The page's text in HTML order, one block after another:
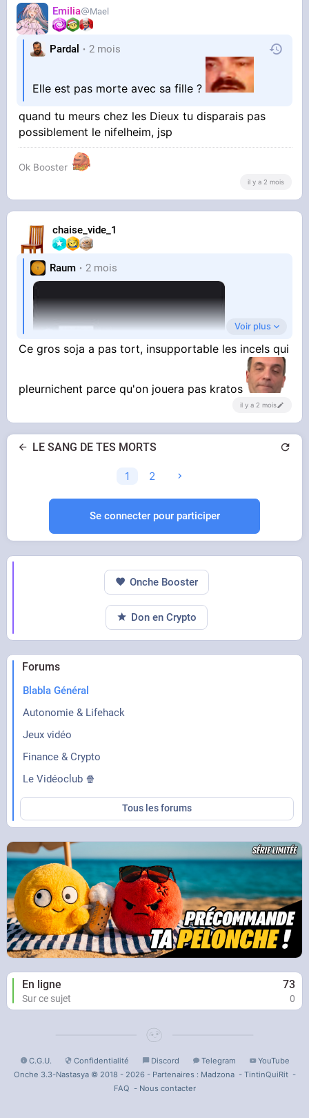
EmiIia Mael
Pardal 2 mois
Elle est pas morte avec sa fille ?
quand tu meurs chez les Dieux tu disparais pas
possiblement le nifelheim, jsp
Ok Booster
il y a 2 mois
chaise_vide_1
Raum 2 mois
JOUER UNE FEMME DANS GOD OF
WAR ? 🤬 #gaming
Keajox LIVE 🎙️
Voir plus
Ce gros soja a pas tort, insupportable les incels qui
pleurnichent parce qu'on jouera pas kratos
il y a 2 mois
LE SANG DE TES MORTS
1 2
Se connecter pour participer
Forums
Blabla Général
Autonomie & Lifehack
Jeux vidéo
Finance & Crypto
Le Vidéoclub 🍿
Tous les forums
En ligne 73
Sur ce sujet 0
Onche Booster
Don en Crypto
C.G.U. Confidentialité Discord Telegram
YouTube
Onche 3.3-Nastasya © 2018 - 2026 - Partenaires : Madzona- TintinQuiRit-
FAQ - Nous contacter